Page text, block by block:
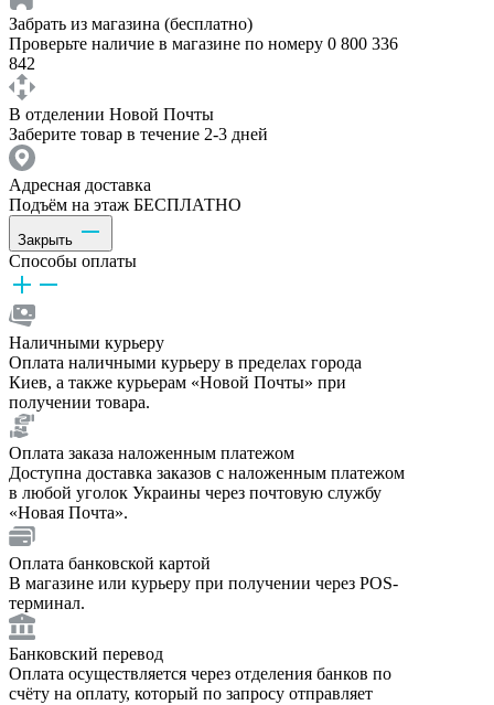
Забрать из магазина (бесплатно)
Проверьте наличие в магазине по номеру 0 800 336
842
В отделении Новой Почты
Заберите товар в течение 2-3 дней
Адресная доставка
Подъём на этаж БЕСПЛАТНО
Закрыть
Способы оплаты
Наличными курьеру
Оплата наличными курьеру в пределах города
Киев, а также курьерам «Новой Почты» при
получении товара.
Оплата заказа наложенным платежом
Доступна доставка заказов с наложенным платежом
в любой уголок Украины через почтовую службу
«Новая Почта».
Оплата банковской картой
В магазине или курьеру при получении через POS-
терминал.
Банковский перевод
Оплата осуществляется через отделения банков по
счёту на оплату, который по запросу отправляет